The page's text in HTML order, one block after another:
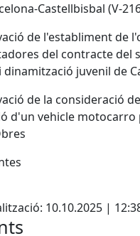
Castellbisbal (V-
de l'establiment de
del contracte del
juvenil de
de la consideració
d'un vehicle motocarro
10.10.2025 |